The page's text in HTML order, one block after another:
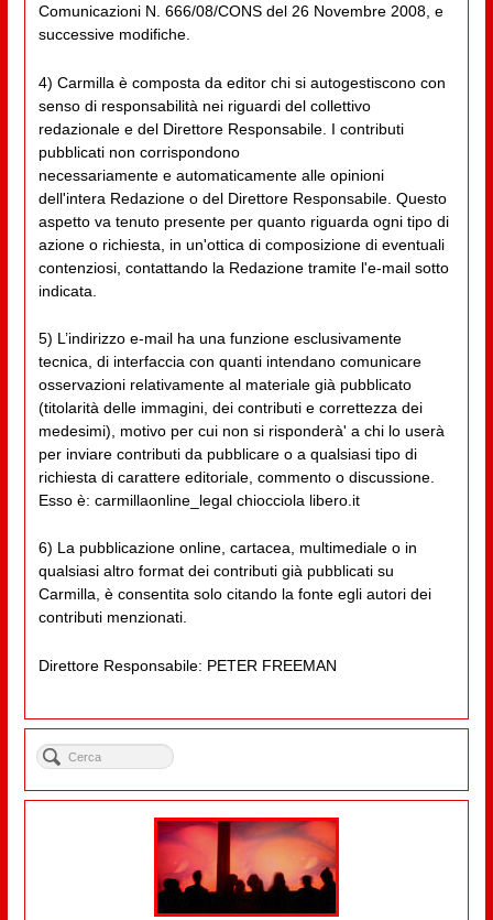
Comunicazioni N. 666/08/CONS del 26 Novembre 2008, e
successive modifiche.
4) Carmilla è composta da editor chi si autogestiscono con
senso di responsabilità nei riguardi del collettivo
redazionale e del Direttore Responsabile. I contributi
pubblicati non corrispondono
necessariamente e automaticamente alle opinioni
dell'intera Redazione o del Direttore Responsabile. Questo
aspetto va tenuto presente per quanto riguarda ogni tipo di
azione o richiesta, in un'ottica di composizione di eventuali
contenziosi, contattando la Redazione tramite l'e-mail sotto
indicata.
5) L’indirizzo e-mail ha una funzione esclusivamente
tecnica, di interfaccia con quanti intendano comunicare
osservazioni relativamente al materiale già pubblicato
(titolarità delle immagini, dei contributi e correttezza dei
medesimi), motivo per cui non si risponderà' a chi lo userà
per inviare contributi da pubblicare o a qualsiasi tipo di
richiesta di carattere editoriale, commento o discussione.
Esso è: carmillaonline_legal chiocciola libero.it
6) La pubblicazione online, cartacea, multimediale o in
qualsiasi altro format dei contributi già pubblicati su
Carmilla, è consentita solo citando la fonte egli autori dei
contributi menzionati.
Direttore Responsabile: PETER FREEMAN